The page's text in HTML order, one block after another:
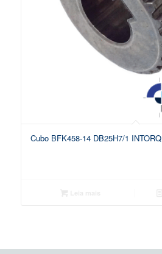
Cubo BFK458-14 DB25H7/1 INTORQ